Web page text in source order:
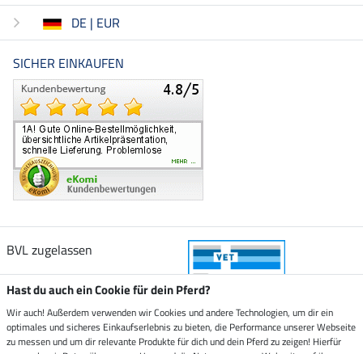
DE | EUR
SICHER EINKAUFEN
BVL zugelassen
Zustellung durch
Hast du auch ein Cookie für dein Pferd?
Wir auch! Außerdem verwenden wir Cookies und andere Technologien, um dir ein
optimales und sicheres Einkaufserlebnis zu bieten, die Performance unserer Webseite
zu messen und um dir relevante Produkte für dich und dein Pferd zu zeigen! Hierfür